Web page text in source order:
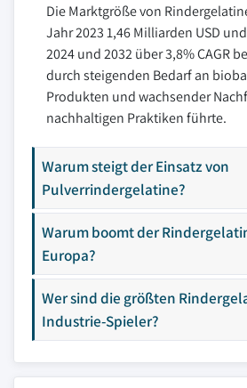
Die Marktgröße von
Jahr 2023 1,46 Milliarden USD
2024 und 2032 über 3,8% CAGR
durch steigenden Bedarf an
Produkten und wachsender
nachhaltigen Praktiken führte.
Warum steigt der Einsatz von
Pulverrindergelatine?
Warum boomt der
Europa?
Wer sind die größten
Industrie-Spieler?